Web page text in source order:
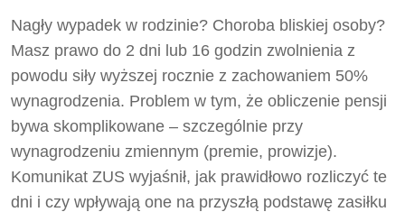
Nagły wypadek w rodzinie? Choroba bliskiej osoby?
Masz prawo do 2 dni lub 16 godzin zwolnienia z
powodu siły wyższej rocznie z zachowaniem 50%
wynagrodzenia. Problem w tym, że obliczenie pensji
bywa skomplikowane – szczególnie przy
wynagrodzeniu zmiennym (premie, prowizje).
Komunikat ZUS wyjaśnił, jak prawidłowo rozliczyć te
dni i czy wpływają one na przyszłą podstawę zasiłku